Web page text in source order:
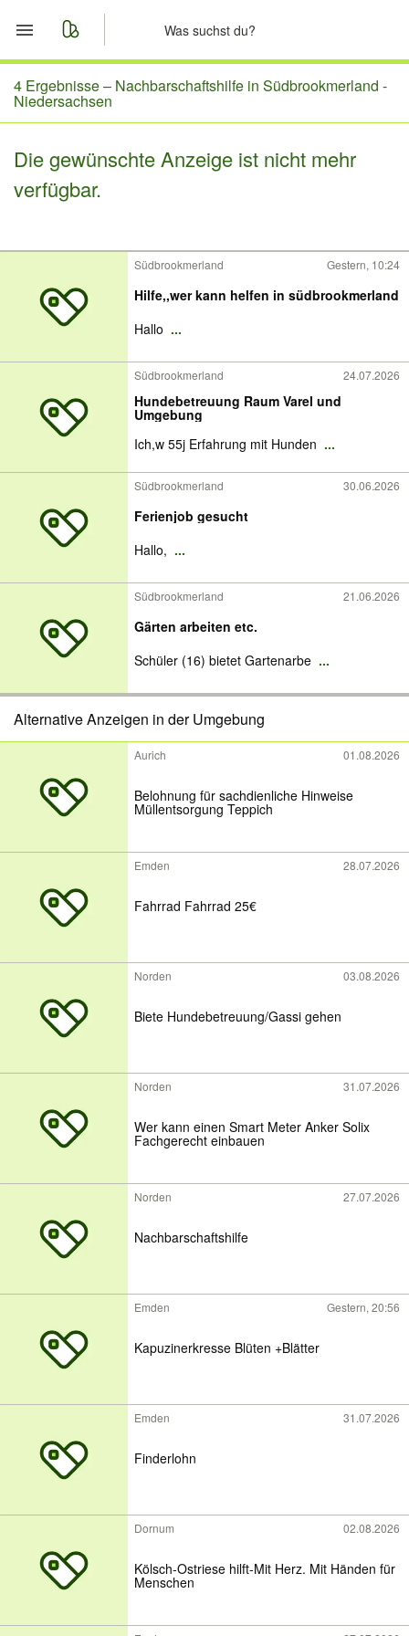
Start
Merkliste
Nachrichten
4 Ergebnisse – Nachbarschaftshilfe in Südbrookmerland -
Niedersachsen
Die gewünschte Anzeige ist nicht mehr
verfügbar.
Südbrookmerland Gestern, 10:24
Hilfe,,wer kann helfen in südbrookmerland
Hallo ...
Südbrookmerland 24.07.2026
Hundebetreuung Raum Varel und
Umgebung
Ich,w 55j Erfahrung mit Hunden ...
Südbrookmerland 30.06.2026
Ferienjob gesucht
Hallo, ...
Südbrookmerland 21.06.2026
Gärten arbeiten etc.
Schüler (16) bietet Gartenarbe ...
Alternative Anzeigen in der Umgebung
Aurich 01.08.2026
Belohnung für sachdienliche Hinweise
Müllentsorgung Teppich
Emden 28.07.2026
Fahrrad Fahrrad 25€
Norden 03.08.2026
Biete Hundebetreuung/Gassi gehen
Norden 31.07.2026
Wer kann einen Smart Meter Anker Solix
Fachgerecht einbauen
Norden 27.07.2026
Nachbarschaftshilfe
Emden Gestern, 20:56
Kapuzinerkresse Blüten +Blätter
Emden 31.07.2026
Finderlohn
Dornum 02.08.2026
Kölsch-Ostriese hilft-Mit Herz. Mit Händen für
Menschen